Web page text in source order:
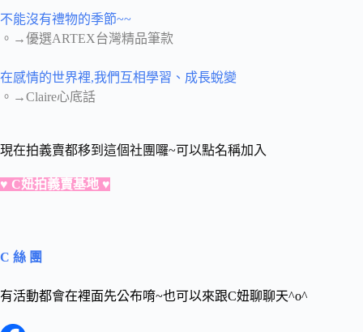
不能沒有禮物的季節~~
。→優選ARTEX台灣精品筆款
在感情的世界裡,我們互相學習、成長蛻變
。→Claire心底話
現在拍義賣都移到這個社團囉~可以點名稱加入
♥ C妞拍義賣基地 ♥
C 絲 團
有活動都會在裡面先公布唷~也可以來跟C妞聊聊天^o^